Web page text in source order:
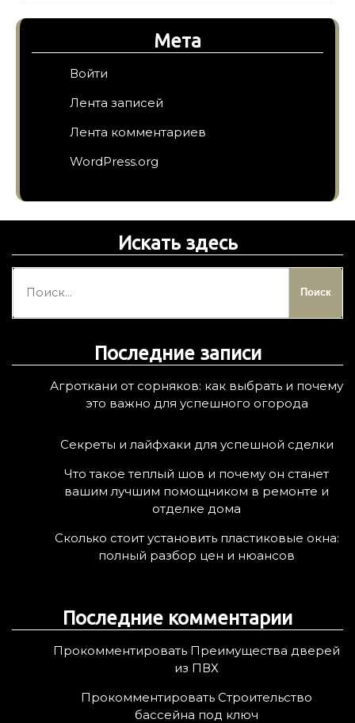
Мета
Войти
Лента записей
Лента комментариев
WordPress.org
Искать здесь
й
Последние записи
Агроткани от сорняков: как выбрать и почему
это важно для успешного огорода
Секреты и лайфхаки для успешной сделки
Что такое теплый шов и почему он станет
вашим лучшим помощником в ремонте и
отделке дома
Сколько стоит установить пластиковые окна:
полный разбор цен и нюансов
Последние комментарии
Прокомментировать Преимущества дверей
из ПВХ
Прокомментировать Строительство
бассейна под ключ